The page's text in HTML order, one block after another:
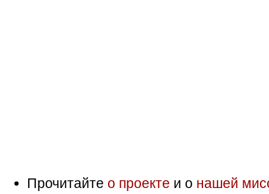
Прочитайте о проекте и о нашей